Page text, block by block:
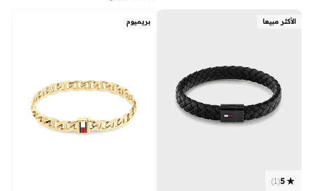
الأكثر مبيعا
5
(
1
)
بريميوم